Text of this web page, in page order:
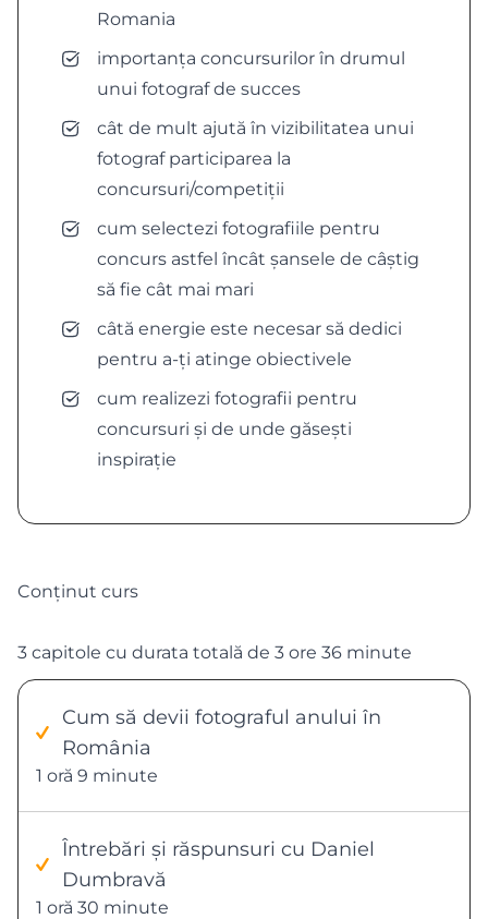
Romania
importanța concursurilor în drumul
unui fotograf de succes
cât de mult ajută în vizibilitatea unui
fotograf participarea la
concursuri/competiții
cum selectezi fotografiile pentru
concurs astfel încât șansele de câștig
să fie cât mai mari
câtă energie este necesar să dedici
pentru a-ți atinge obiectivele
cum realizezi fotografii pentru
concursuri și de unde găsești
inspirație
Conținut curs
3 capitole cu durata totală de 3 ore 36 minute
Cum să devii fotograful anului în
România
1 oră 9 minute
Întrebări și răspunsuri cu Daniel
Dumbravă
1 oră 30 minute